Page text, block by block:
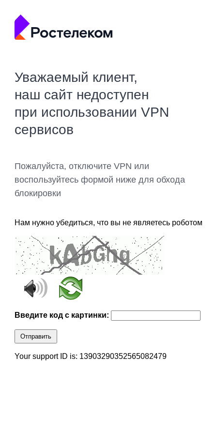
Уважаемый клиент,
наш сайт недоступен
при использовании VPN
сервисов
Пожалуйста, отключите VPN или
воспользуйтесь формой ниже для обхода
блокировки
Нам нужно убедиться, что вы не являетесь роботом
Введите код с картинки:
Отправить
Your support ID is: 13903290352565082479